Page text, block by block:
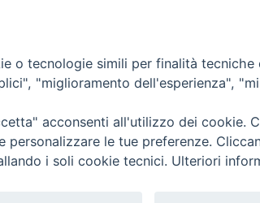
o tecnologie simili per finalità
"miglioramento dell'esperienza",
acconsenti all'utilizzo dei cookie.
personalizzare le tue preferenze.
i soli cookie tecnici. Ulteriori